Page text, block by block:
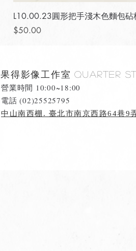
L10.00.23圓形把手淺木色麵包砧
價格
$50.00
果得影像工作室Quarter
營業時間 10:00~18:00
​電話 (02)25525795
中山南西棚. 臺北市南京西路64巷9